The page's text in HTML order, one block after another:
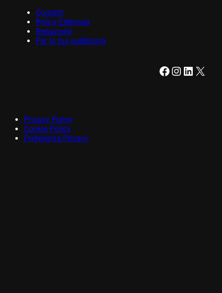
Contatti
Policy Editoriali
Redazione
Per la tua pubblicità
Facebook Instagram LinkedIn X
Privacy Policy
Cookie Policy
Preferenze Privacy